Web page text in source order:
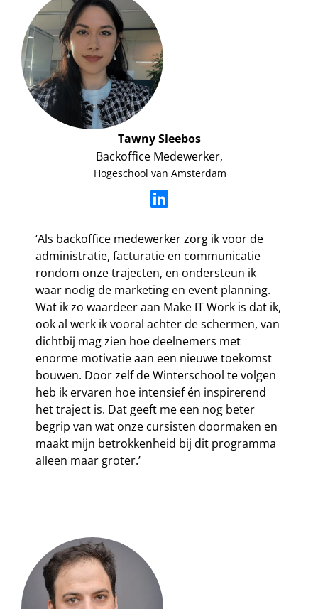
Tawny Sleebos
Backoffice Medewerker,
Hogeschool van Amsterdam
‘Als backoffice medewerker zorg ik voor de
administratie, facturatie en communicatie
rondom onze trajecten, en ondersteun ik
waar nodig de marketing en event planning.
Wat ik zo waardeer aan Make IT Work is dat ik,
ook al werk ik vooral achter de schermen, van
dichtbij mag zien hoe deelnemers met
enorme motivatie aan een nieuwe toekomst
bouwen. Door zelf de Winterschool te volgen
heb ik ervaren hoe intensief én inspirerend
het traject is. Dat geeft me een nog beter
begrip van wat onze cursisten doormaken en
maakt mijn betrokkenheid bij dit programma
alleen maar groter.’